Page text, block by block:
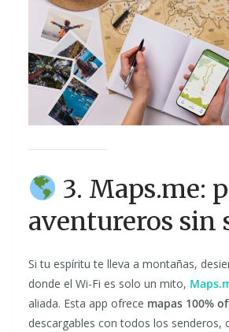
3. Maps.me:
aventureros sin
Si tu espíritu te lleva a montañas,
donde el Wi-Fi es solo un mito,
aliada. Esta app ofrece mapas 100%
descargables con todos los senderos,